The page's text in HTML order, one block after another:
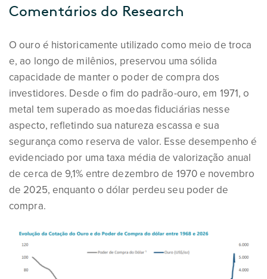
Comentários do Research
O ouro é historicamente utilizado como meio de troca
e, ao longo de milênios, preservou uma sólida
capacidade de manter o poder de compra dos
investidores. Desde o fim do padrão-ouro, em 1971, o
metal tem superado as moedas fiduciárias nesse
aspecto, refletindo sua natureza escassa e sua
segurança como reserva de valor. Esse desempenho é
evidenciado por uma taxa média de valorização anual
de cerca de 9,1% entre dezembro de 1970 e novembro
de 2025, enquanto o dólar perdeu seu poder de
compra.